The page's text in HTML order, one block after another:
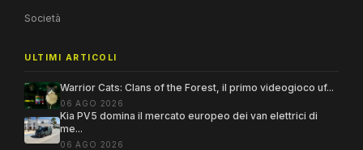
Società
ULTIMI ARTICOLI
Warrior Cats: Clans of the Forest, il primo videogioco uf...
06 AGO 2026
Kia PV5 domina il mercato europeo dei van elettrici di
me...
06 AGO 2026